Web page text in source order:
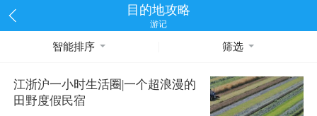
目的地攻略
游记
智能排序 筛选
江浙沪一小时生活圈|一个超浪漫的
田野度假民宿